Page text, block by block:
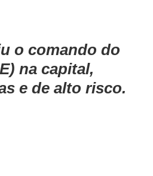
o comando do
na capital,
e de alto risco.